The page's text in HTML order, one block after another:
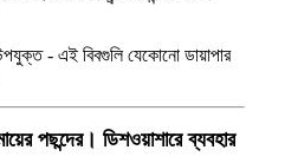
- এই বিবগুলি যেকোনো ডায়াপার
পছন্দের। ডিশওয়াশারে ব্যবহার